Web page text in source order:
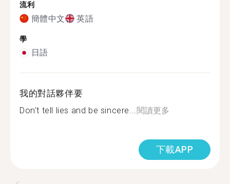
流利
簡體中文 英語
學
日語
我的對話夥伴要
Don't tell lies and be sincere...閱讀更多
下載APP